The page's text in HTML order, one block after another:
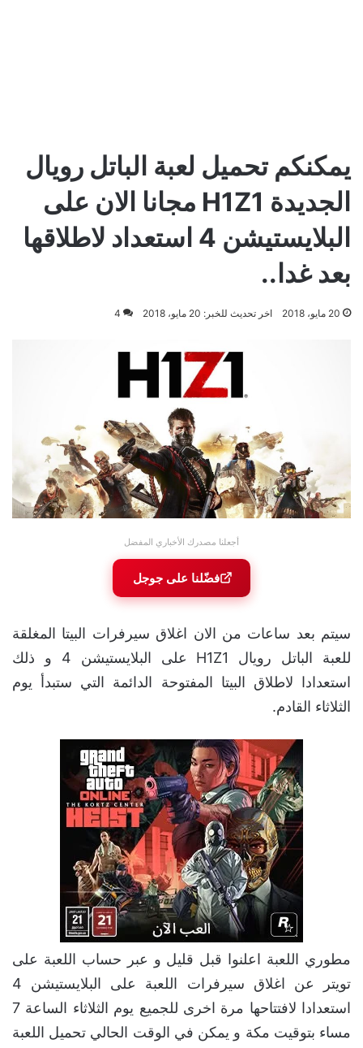
يمكنكم تحميل لعبة الباتل رويال
الجديدة H1Z1 مجانا الان على
البلايستيشن 4 استعداد لاطلاقها
بعد غدا..
20 مايو، 2018 اخر تحديث للخبر: 20 مايو، 2018 4
أجعلنا مصدرك الأخباري المفضل
فضّلنا على جوجل
سيتم بعد ساعات من الان اغلاق سيرفرات البيتا المغلقة
للعبة الباتل رويال H1Z1 على البلايستيشن 4 و ذلك
استعدادا لاطلاق البيتا المفتوحة الدائمة التي ستبدأ يوم
الثلاثاء القادم.
مطوري اللعبة اعلنوا قبل قليل و عبر حساب اللعبة على
تويتر عن اغلاق سيرفرات اللعبة على البلايستيشن 4
استعدادا لافتتاحها مرة اخرى للجميع يوم الثلاثاء الساعة 7
مساء بتوقيت مكة و يمكن في الوقت الحالي تحميل اللعبة